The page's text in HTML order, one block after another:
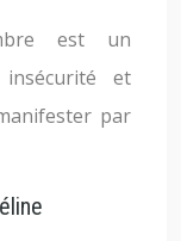
est un
et
par